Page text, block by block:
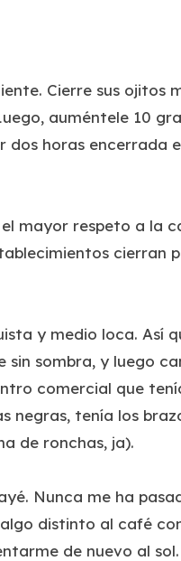
Cierre sus
auméntele 10
dos horas encerrada
el mayor respeto a la
cierran
y medio loca. Así
sin sombra, y luego
comercial que
negras, tenía los
de ronchas, ja).
Nunca me ha
distinto al café
de nuevo al sol.